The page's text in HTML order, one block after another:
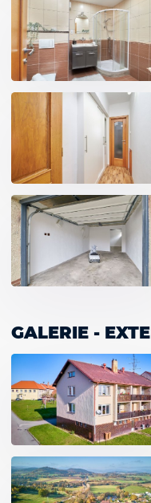
GALERIE -